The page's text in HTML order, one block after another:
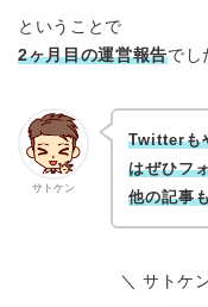
ということで
2ヶ月目の運営報告でし
サトケン
Twitterも
はぜひフ
他の記事
＼ サトケ